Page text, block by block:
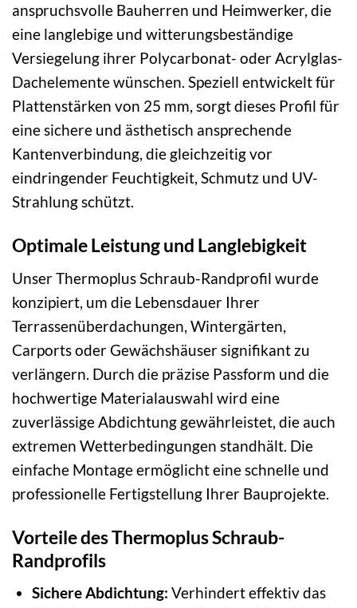
anspruchsvolle Bauherren und Heimwerker, die
eine langlebige und witterungsbeständige
Versiegelung ihrer Polycarbonat- oder Acrylglas-
Dachelemente wünschen. Speziell entwickelt für
Plattenstärken von 25 mm, sorgt dieses Profil für
eine sichere und ästhetisch ansprechende
Kantenverbindung, die gleichzeitig vor
eindringender Feuchtigkeit, Schmutz und UV-
Strahlung schützt.
Optimale Leistung und Langlebigkeit
Unser Thermoplus Schraub-Randprofil wurde
konzipiert, um die Lebensdauer Ihrer
Terrassenüberdachungen, Wintergärten,
Carports oder Gewächshäuser signifikant zu
verlängern. Durch die präzise Passform und die
hochwertige Materialauswahl wird eine
zuverlässige Abdichtung gewährleistet, die auch
extremen Wetterbedingungen standhält. Die
einfache Montage ermöglicht eine schnelle und
professionelle Fertigstellung Ihrer Bauprojekte.
Vorteile des Thermoplus Schraub-
Randprofils
Sichere Abdichtung: Verhindert effektiv das